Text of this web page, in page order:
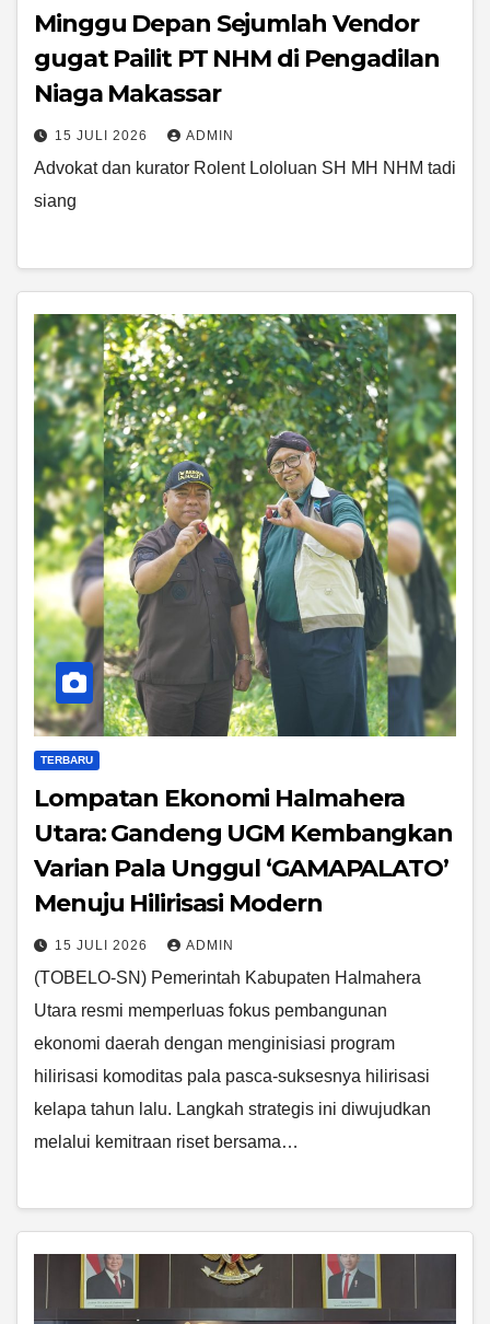
Minggu Depan Sejumlah Vendor
gugat Pailit PT NHM di Pengadilan
Niaga Makassar
15 JULI 2026 ADMIN
Advokat dan kurator Rolent Lololuan SH MH NHM tadi
siang
TERBARU
Lompatan Ekonomi Halmahera
Utara: Gandeng UGM Kembangkan
Varian Pala Unggul ‘GAMAPALATO’
Menuju Hilirisasi Modern
15 JULI 2026 ADMIN
(TOBELO-SN) Pemerintah Kabupaten Halmahera
Utara resmi memperluas fokus pembangunan
ekonomi daerah dengan menginisiasi program
hilirisasi komoditas pala pasca-suksesnya hilirisasi
kelapa tahun lalu. Langkah strategis ini diwujudkan
melalui kemitraan riset bersama…